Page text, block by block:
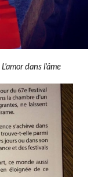
L'amor dans l'âme